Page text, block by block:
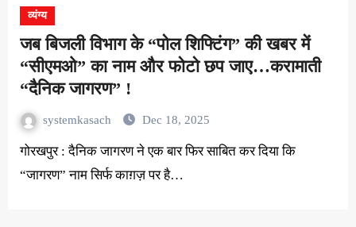
व्यंग्य
जब बिजली विभाग के “पोल शिफ्टिंग” की खबर में
“सीएमओ” का नाम और फोटो छप जाए…करामाती
“दैनिक जागरण” !
systemkasach Dec 18, 2025
गोरखपुर : दैनिक जागरण ने एक बार फिर साबित कर दिया कि
“जागरण” नाम सिर्फ काग़ज़ पर है…